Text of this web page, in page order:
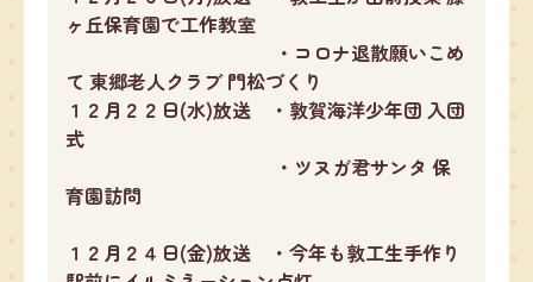
ヶ丘保育園で工作教室
・コロナ退散願いこめ
て 東郷老人クラブ 門松づくり
１２月２２日(水)放送 ・敦賀海洋少年団 入団
式
・ツヌガ君サンタ 保
育園訪問
１２月２４日(金)放送 ・今年も敦工生手作り